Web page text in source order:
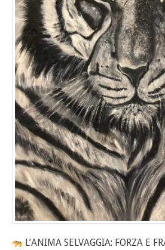
L’ANIMA SELVAGGIA: FORZA E